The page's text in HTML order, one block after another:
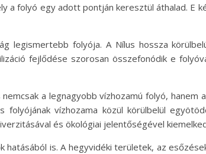
a folyó egy adott pontján keresztül áthalad. E
legismertebb folyója. A Nílus hossza
fejlődése szorosan összefonódik e
a legnagyobb vízhozamú folyó, hanem
vízhozama közül körülbelül
és ökológiai jelentőségével
is. A hegyvidéki területek, az